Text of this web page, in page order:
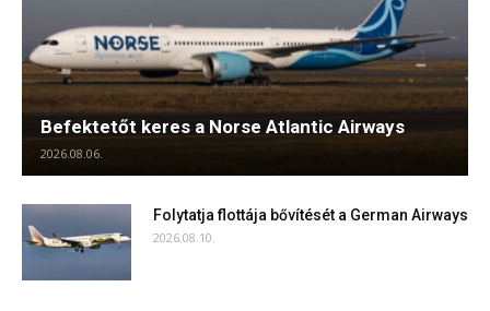
Befektetőt keres a Norse Atlantic Airways
2026.08.06.
Folytatja flottája bővítését a German Airways
2026.08.10.